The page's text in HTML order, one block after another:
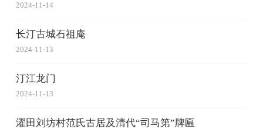
2024-11-14
长汀古城石祖庵
2024-11-13
汀江龙门
2024-11-13
濯田刘坊村范氏古居及清代“司马第”牌匾